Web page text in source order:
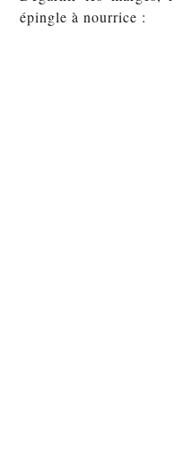
épingle à nourrice :